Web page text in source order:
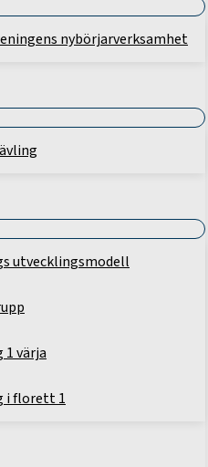
nybörjarverksamhet
utvecklingsmodell
värja
i florett 1